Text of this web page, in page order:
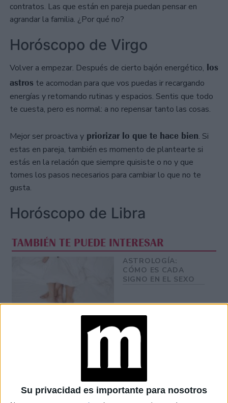
Su privacidad es importante para nosotros
contratos. Las que están en pareja puedan pensar en
agrandar la familia. ¿Por qué no?
Horóscopo de Virgo
Volver a empezar. Después de cierto bajón energético, los
astros te acomodan para que vos puedas ir recargando
energías y retomando rutinas y espacios. Sentis que todo
te cuesta, pero es normal: a no repensar tanto las cosas.
Mejor ser proactiva y priorizar lo que te hace bien. Si
estas en pareja, también es momento de plantearte si
estás en la relación que siempre quisiste o no y que
tomes los pasos necesarios para cambiar lo que no te
gusta.
Horóscopo de Libra
TAMBIÉN TE PUEDE INTERESAR
ASTROLOGÍA:
CÓMO ES CADA
SIGNO EN EL SEXO
ARIES: ASÍ AFECTA A
TU SIGNO EL 30 DE
QUÉ SIGNIFICA EL
ASCENDENTE Y